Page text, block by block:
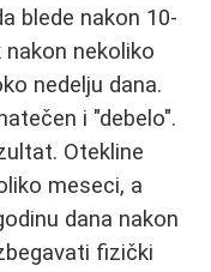
blede nakon 10-
nekoliko
nedelju dana.
i "debelo".
Otekline
meseci, a
dana nakon
fizički